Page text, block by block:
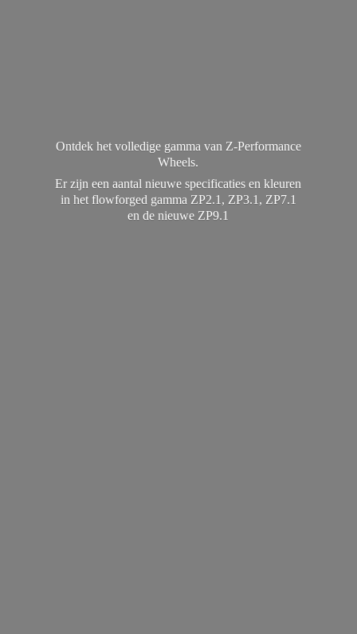
Ontdek het volledige gamma van Z-Performance
Wheels.
Er zijn een aantal nieuwe specificaties en kleuren
in het flowforged gamma ZP2.1, ZP3.1, ZP7.1
en denieuwe ZP9.1